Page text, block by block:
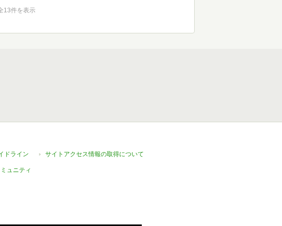
13件を表示
ドライン サイトアクセス情報の取得について
ュニティ